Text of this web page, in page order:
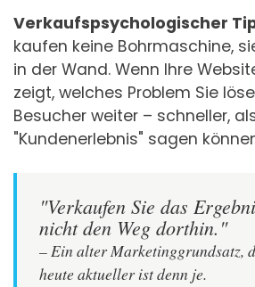
Verkaufspsychologischer
kaufen keine Bohrmaschine,
in der Wand. Wenn Ihre
zeigt, welches Problem Sie
Besucher weiter – schneller,
"Kundenerlebnis" sagen
"Verkaufen Sie das
nicht den Weg dorthin."
– Ein alter Marketinggrundsatz,
heute aktueller ist denn je.